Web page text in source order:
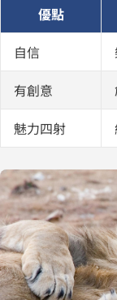
優點
自信
有創意
魅力四射